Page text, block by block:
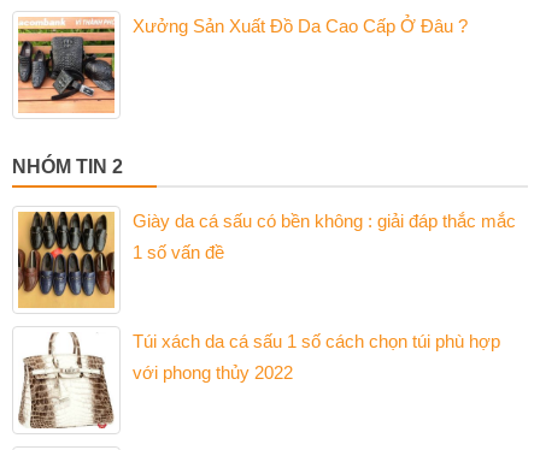
Xưởng Sản Xuất Đồ Da Cao Cấp Ở Đâu ?
NHÓM TIN 2
Giày da cá sấu có bền không : giải đáp thắc mắc
1 số vấn đề
Túi xách da cá sấu 1 số cách chọn túi phù hợp
với phong thủy 2022